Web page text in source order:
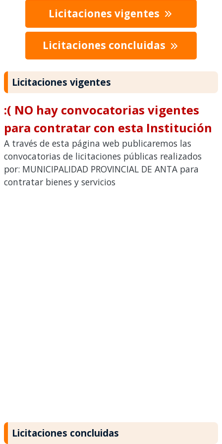
Licitaciones vigentes
Licitaciones concluidas
Licitaciones vigentes
:( NO hay convocatorias vigentes
para contratar con esta Institución
A través de esta página web publicaremos las
convocatorias de licitaciones públicas realizados
por: MUNICIPALIDAD PROVINCIAL DE ANTA para
contratar bienes y servicios
Licitaciones concluidas